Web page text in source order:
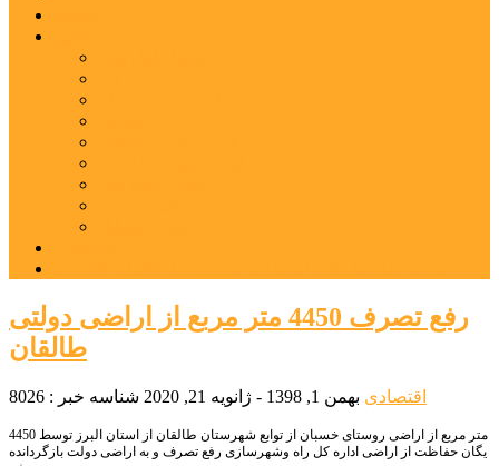
رفع تصرف 4450 متر مربع از اراضی دولتی
طالقان
اقتصادی بهمن 1, 1398 - ژانویه 21, 2020 شناسه خبر : 8026
4450 متر مربع از اراضی روستای خسبان از توابع شهرستان طالقان از استان البرز توسط
یگان حفاظت از اراضی اداره کل راه وشهرسازی رفع تصرف و به اراضی دولت بازگردانده